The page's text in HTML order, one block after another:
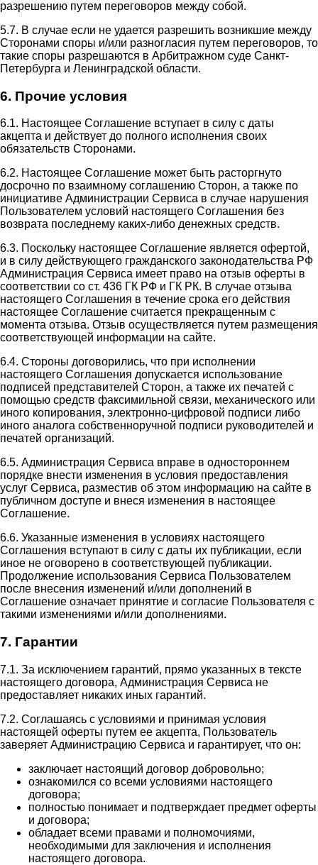
разрешению путем переговоров между собой.
5.7. В случае если не удается разрешить возникшие между
Сторонами споры и/или разногласия путем переговоров, то
такие споры разрешаются в Арбитражном суде Санкт-
Петербурга и Ленинградской области.
6. Прочие условия
6.1. Настоящее Соглашение вступает в силу с даты
акцепта и действует до полного исполнения своих
обязательств Сторонами.
6.2. Настоящее Соглашение может быть расторгнуто
досрочно по взаимному соглашению Сторон, а также по
инициативе Администрации Сервиса в случае нарушения
Пользователем условий настоящего Соглашения без
возврата последнему каких-либо денежных средств.
6.3. Поскольку настоящее Соглашение является офертой,
и в силу действующего гражданского законодательства РФ
Администрация Сервиса имеет право на отзыв оферты в
соответствии со ст. 436 ГК РФ и ГК РК. В случае отзыва
настоящего Соглашения в течение срока его действия
настоящее Соглашение считается прекращенным с
момента отзыва. Отзыв осуществляется путем размещения
соответствующей информации на сайте.
6.4. Стороны договорились, что при исполнении
настоящего Соглашения допускается использование
подписей представителей Сторон, а также их печатей с
помощью средств факсимильной связи, механического или
иного копирования, электронно-цифровой подписи либо
иного аналога собственноручной подписи руководителей и
печатей организаций.
6.5. Администрация Сервиса вправе в одностороннем
порядке внести изменения в условия предоставления
услуг Сервиса, разместив об этом информацию на сайте в
публичном доступе и внеся изменения в настоящее
Соглашение.
6.6. Указанные изменения в условиях настоящего
Соглашения вступают в силу с даты их публикации, если
иное не оговорено в соответствующей публикации.
Продолжение использования Сервиса Пользователем
после внесения изменений и/или дополнений в
Соглашение означает принятие и согласие Пользователя с
такими изменениями и/или дополнениями.
7. Гарантии
7.1. За исключением гарантий, прямо указанных в тексте
настоящего договора, Администрация Сервиса не
предоставляет никаких иных гарантий.
7.2. Соглашаясь с условиями и принимая условия
настоящей оферты путем ее акцепта, Пользователь
заверяет Администрацию Сервиса и гарантирует, что он:
заключает настоящий договор добровольно;
ознакомился со всеми условиями настоящего
договора;
полностью понимает и подтверждает предмет оферты
и договора;
обладает всеми правами и полномочиями,
необходимыми для заключения и исполнения
настоящего договора.